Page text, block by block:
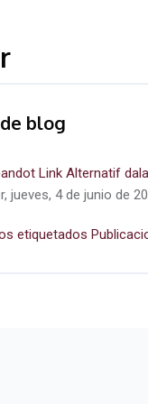
blog
Link Alternatif
jueves, 4 de junio de
etiquetados